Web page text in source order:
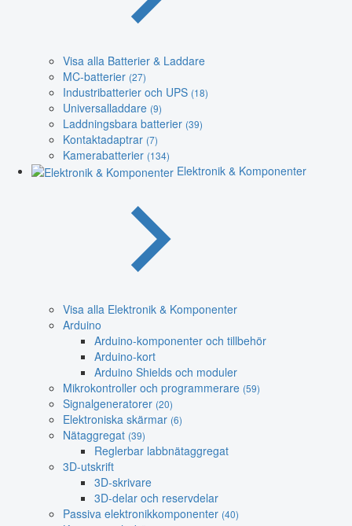
Visa alla Batterier & Laddare
MC-batterier (27)
Industribatterier och UPS (18)
Universalladdare (9)
Laddningsbara batterier (39)
Kontaktadaptrar (7)
Kamerabatterier (134)
Elektronik & Komponenter
Visa alla Elektronik & Komponenter
Arduino
Arduino-komponenter och tillbehör
Arduino-kort
Arduino Shields och moduler
Mikrokontroller och programmerare (59)
Signalgeneratorer (20)
Elektroniska skärmar (6)
Nätaggregat (39)
Reglerbar labbnätaggregat
3D-utskrift
3D-skrivare
3D-delar och reservdelar
Passiva elektronikkomponenter (40)